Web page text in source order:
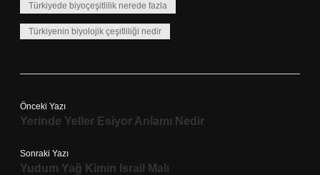
Türkiyede biyoçeşitlilik nerede fazla
Türkiyenin biyolojik çeşitliliği nedir
Önceki Yazı
Yerinde Yeller Esiyor Anlamı Nedir
Sonraki Yazı
Yudum Yağ Kimin Israil Malı